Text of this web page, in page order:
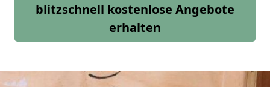
blitzschnell kostenlose Angebote
erhalten